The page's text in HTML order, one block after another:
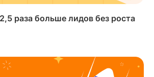
раза больше лидов без роста